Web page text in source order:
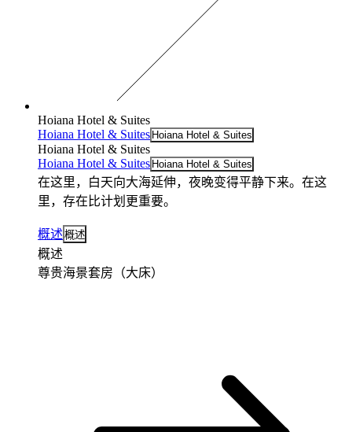
Hoiana Hotel & Suites
Hoiana Hotel & Suites Hoiana Hotel & Suites
Hoiana Hotel & Suites
Hoiana Hotel & Suites Hoiana Hotel & Suites
在这里，白天向大海延伸，夜晚变得平静下来。在这
里，存在比计划更重要。
概述 概述
概述
尊贵海景套房（大床）